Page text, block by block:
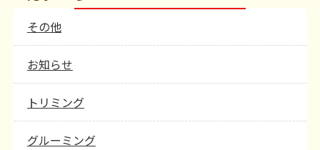
その他
お知らせ
トリミング
グルーミング